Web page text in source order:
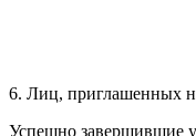
6. Лиц, приглашенных
Успешно завершившие